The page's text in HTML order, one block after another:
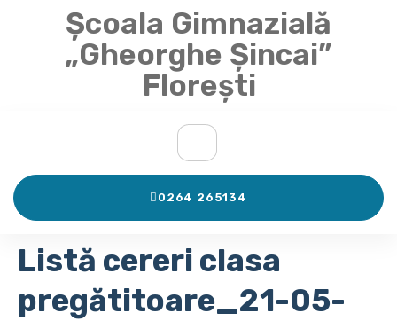
Școala Gimnazială
„Gheorghe Șincai”
Florești
0264 265134
Listă cereri clasa
pregătitoare_21-05-